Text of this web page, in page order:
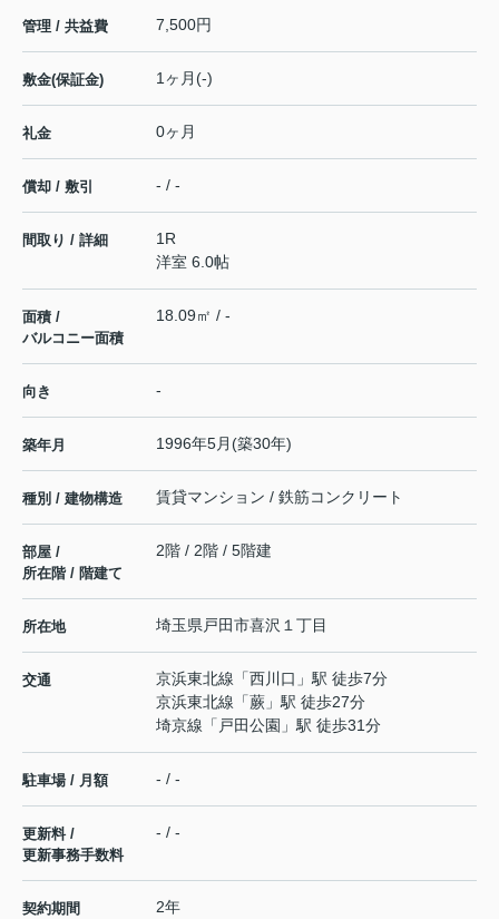
管理 / 共益費 7,500円
敷金(保証金) 1ヶ月(-)
礼金 0ヶ月
償却 / 敷引 - / -
間取り / 詳細
1R
洋室 6.0帖
面積 /
バルコニー面積
18.09㎡ / -
向き -
築年月 1996年5月(築30年)
種別 / 建物構造 賃貸マンション / 鉄筋コンクリート
部屋 /
所在階 / 階建て
2階 / 2階 / 5階建
所在地 埼玉県 戸田市喜沢 １丁目
交通 京浜東北線 「西川口 」駅 徒歩7分
京浜東北線 「蕨 」駅 徒歩27分
埼京線 「 戸田公園 」駅 徒歩31分
駐車場 / 月額 - / -
更新料 /
更新事務手数料
- / -
契約期間 2年